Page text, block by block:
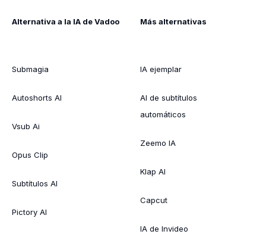
Alternativa a la IA de Vadoo
Submagia
Autoshorts AI
Vsub Ai
Opus Clip
Subtítulos AI
Pictory AI
Más alternativas
IA ejemplar
AI de subtítulos
automáticos
Zeemo IA
Klap AI
Capcut
IA de Invideo